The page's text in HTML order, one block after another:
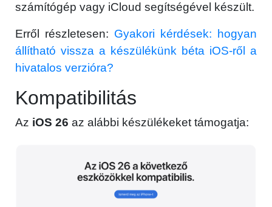
számítógép vagy iCloud segítségével készült.
Erről részletesen: Gyakori kérdések: hogyan
állítható vissza a készülékünk béta iOS-ről a
hivatalos verzióra?
Kompatibilitás
Az iOS 26 az alábbi készülékeket támogatja: